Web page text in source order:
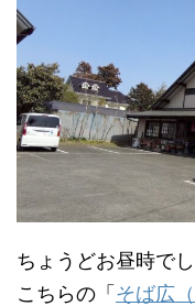
ちょうどお昼時で
こちらの「 そば広